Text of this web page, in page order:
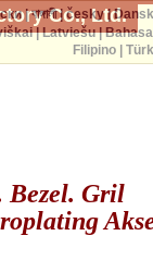
Co., Ltd.
Bezel. Gril
|বাঙ্গালী|česky|
|Latviešu|
Filipino|